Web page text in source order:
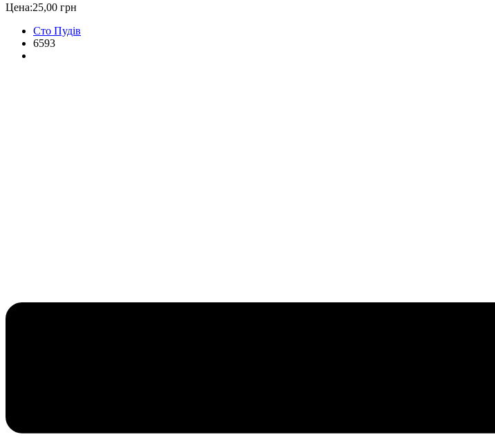
Цена:25,00 грн
Сто Пудів
6593